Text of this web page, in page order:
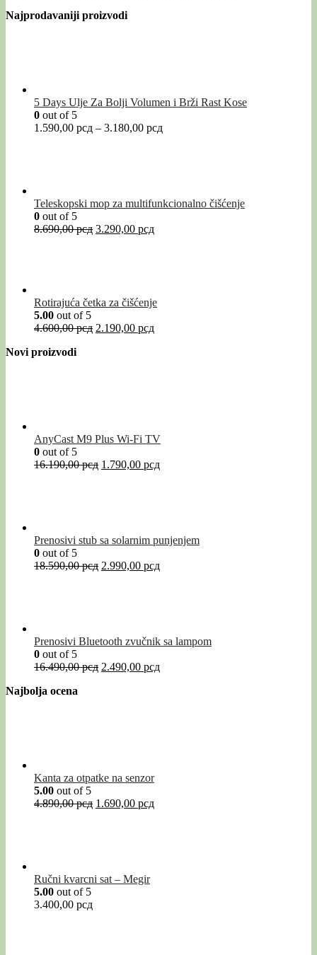
Najprodavaniji proizvodi
5 Days Ulje Za Bolji Volumen i Brži Rast Kose
0 out of 5
1.590,00 рсд – 3.180,00 рсд
Teleskopski mop za multifunkcionalno čišćenje
0 out of 5
8.690,00рсд 3.290,00 рсд
Rotirajuća četka za čišćenje
5.00 out of 5
4.600,00рсд 2.190,00 рсд
Novi proizvodi
AnyCast M9 Plus Wi-Fi TV
0 out of 5
16.190,00рсд 1.790,00 рсд
Prenosivi stub sa solarnim punjenjem
0 out of 5
18.590,00рсд 2.990,00 рсд
Prenosivi Bluetooth zvučnik sa lampom
0 out of 5
16.490,00рсд 2.490,00 рсд
Najbolja ocena
Kanta za otpatke na senzor
5.00 out of 5
4.890,00рсд 1.690,00 рсд
Ručni kvarcni sat – Megir
5.00 out of 5
3.400,00 рсд